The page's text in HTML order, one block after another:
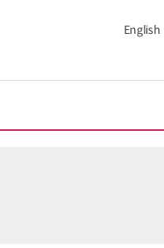
English